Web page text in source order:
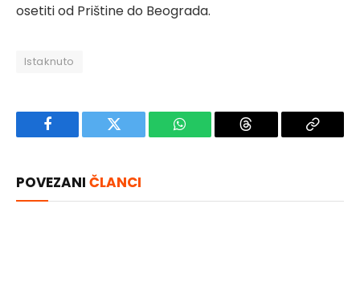
osetiti od Prištine do Beograda.
Istaknuto
Facebook Twitter WhatsApp Threads
Copy
POVEZANI ČLANCI